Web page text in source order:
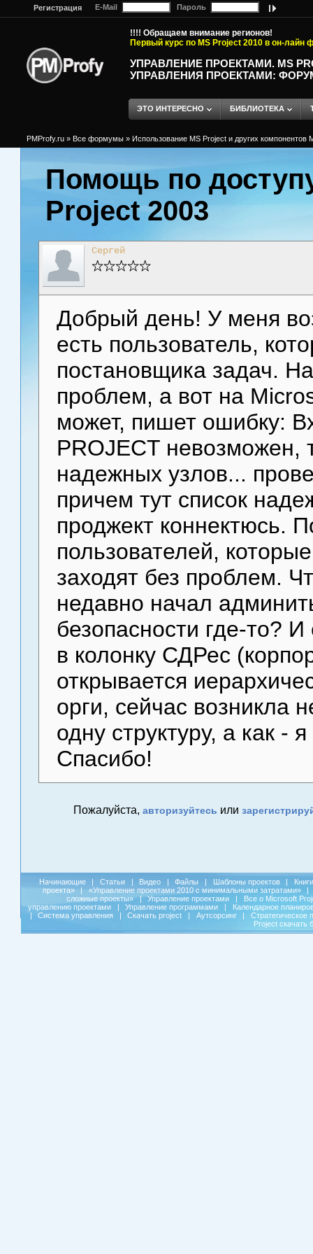
Регистрация E-Mail Пароль
!!!! Обращаем внимание регионов!
Первый курс по MS Project 2010 в он-лайн
УПРАВЛЕНИЕ ПРОЕКТАМИ. MS
УПРАВЛЕНИЯ ПРОЕКТАМИ:
ЭТО ИНТЕРЕСНО БИБЛИОТЕКА
PMProfy.ru » Все формумы » Использование MS Project и других компонентов
Помощь по
Project 2003
Сергей
Добрый день! У меня
есть пользователь,
постановщика задач.
проблем, а вот на
может, пишет ошибку:
PROJECT невозможен,
надежных узлов...
причем тут список
проджект коннектюсь.
пользователей,
заходят без проблем.
недавно начал
безопасности где-то?
в колонку СДРес
открывается
орги, сейчас возникла
одну структуру, а как -
Спасибо!
Пожалуйста, авторизуйтесь или
Начинающие | Статьи | Видео | Файлы | Шаблоны проектов |
Книги
проекта»
| «Управление проектами 2010 с минимальными затратами»
|
сложные проекты»
| Управление проектами |
Все о Microsoft
управлению проектами
| Управление программами |
Календарное
|
Система управления | Скачать project | Аутсорсинг |
Стратегическое
Project скачать